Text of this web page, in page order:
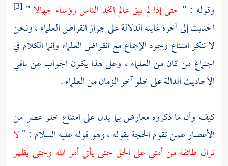
وقوله : " حتى إذا لم يبق عالم اتخذ الناس رؤساء جهالا"
[3]
الحديث إلى آخره غايته الدلالة على جواز انقراض العلماء ، ونحن
لا ننكر امتناع وجود الإجماع مع انقراض العلماء وإنما الكلام في
اجتماع من كان من العلماء ، وعلى هذا يكون الجواب عن باقي
الأحاديث الدالة على خلو آخر الزمان من العلماء .
كيف وأن ما ذكروه معارض بما يدل على امتناع خلو عصر من
الأعصار عمن تقوم الحجة بقوله ، وهو قوله عليه السلام : "لا
تزال طائفة من أمتي على الحق حتى يأتي أمر الله وحتى يظهر